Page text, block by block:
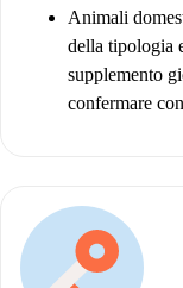
Animali
della tipologia
supplemento
confermare